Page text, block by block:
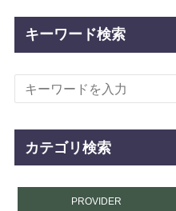
キーワード検索
カテゴリ検索
PROVIDER